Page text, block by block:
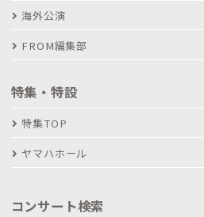
海外公演
FROM編集部
特集・特設
特集TOP
ヤマハホール
コンサート検索